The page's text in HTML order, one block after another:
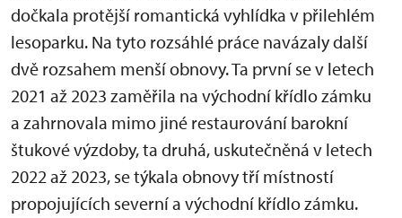
dočkala protější romantická vyhlídka v přilehlém
lesoparku. Na tyto rozsáhlé práce navázaly další
dvě rozsahem menší obnovy. Ta první se v letech
2021 až 2023 zaměřila na východní křídlo zámku
a zahrnovala mimo jiné restaurování barokní
štukové výzdoby, ta druhá, uskutečněná v letech
2022 až 2023, se týkala obnovy tří místností
propojujících severní a východní křídlo zámku.